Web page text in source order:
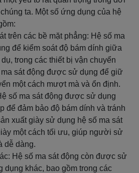
ta. Một số ứng dụng của hệ
trên các bề mặt phẳng: Hệ số ma
để kiểm soát độ bám dính giữa
trong các thiết bị vận chuyển
sát động được sử dụng để giữ
một cách mượt mà và ổn định.
số ma sát động được sử dụng
để đảm bảo độ bám dính và tránh
xuất giày sử dụng hệ số ma sát
một cách tối ưu, giúp người sử
dễ dàng.
Hệ số ma sát động còn được sử
dụng khác, bao gồm trong các